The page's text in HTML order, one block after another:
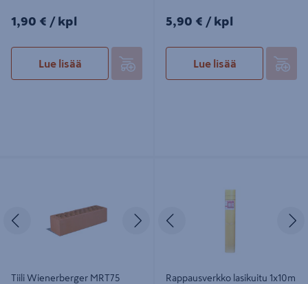
1,90€/kpl
1,90 € / kpl
Lue lisää
5,90€/kpl
5,90 € / kpl
Lue lisää
Edellinen Seuraava
Tiili Wienerberger MRT75
Rappausverkko lasikuitu 1x10m